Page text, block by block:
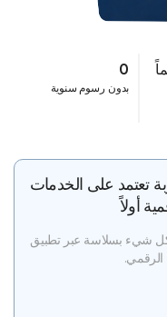
بدون رسوم سنوية
تعتمد على الخدمات
أولاً​​
شيء بسلاسة عبر تطبيق